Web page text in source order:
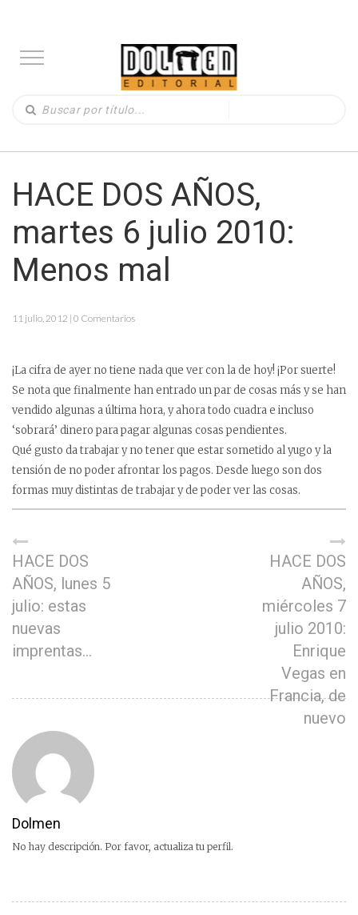
HACE DOS AÑOS,
martes 6 julio 2010:
Menos mal
11 julio, 2012 | 0 Comentarios
¡La cifra de ayer no tiene nada que ver con la de hoy! ¡Por suerte!
Se nota que finalmente han entrado un par de cosas más y se han
vendido algunas a última hora, y ahora todo cuadra e incluso
‘sobrará’ dinero para pagar algunas cosas pendientes.
Qué gusto da trabajar y no tener que estar sometido al yugo y la
tensión de no poder afrontar los pagos. Desde luego son dos
formas muy distintas de trabajar y de poder ver las cosas.
HACE DOS
AÑOS, lunes 5
julio: estas
nuevas
imprentas…
HACE DOS
AÑOS,
miércoles 7
julio 2010:
Enrique
Vegas en
Francia, de
nuevo
Dolmen
No hay descripción. Por favor, actualiza tu perfil.